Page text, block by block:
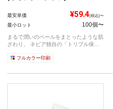
最安単価 ¥59.4(税込)〜
最小ロット 100個〜
まるで潤いのベールをまとったような肌
ざわり。 ネピア独自の「トリプル保
フルカラー印刷